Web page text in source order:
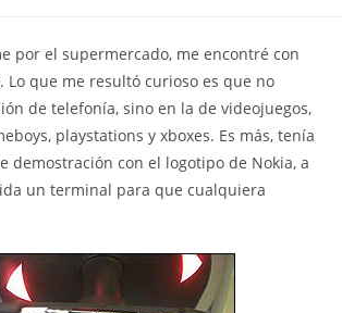
entrada:
por el supermercado, me encontré con
. Lo que me resultó curioso es que no
de telefonía, sino en la de videojuegos,
playstations y xboxes. Es más, tenía
demostración con el logotipo de Nokia, a
un terminal para que cualquiera